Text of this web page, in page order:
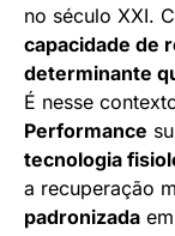
no século XXI.
capacidade de
determinante
É nesse
Performance
tecnologia
a recuperação
padronizada